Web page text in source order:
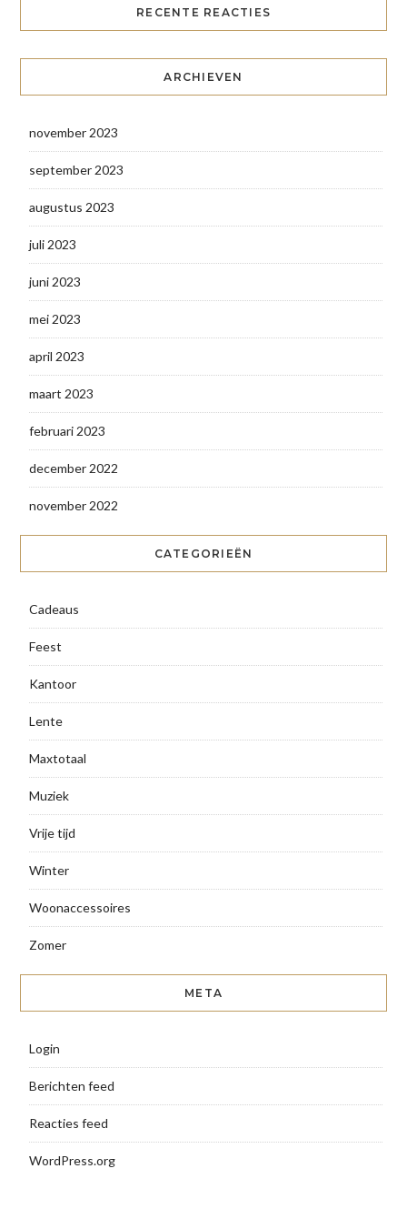
RECENTE REACTIES
ARCHIEVEN
november 2023
september 2023
augustus 2023
juli 2023
juni 2023
mei 2023
april 2023
maart 2023
februari 2023
december 2022
november 2022
CATEGORIEËN
Cadeaus
Feest
Kantoor
Lente
Maxtotaal
Muziek
Vrije tijd
Winter
Woonaccessoires
Zomer
META
Login
Berichten feed
Reacties feed
WordPress.org